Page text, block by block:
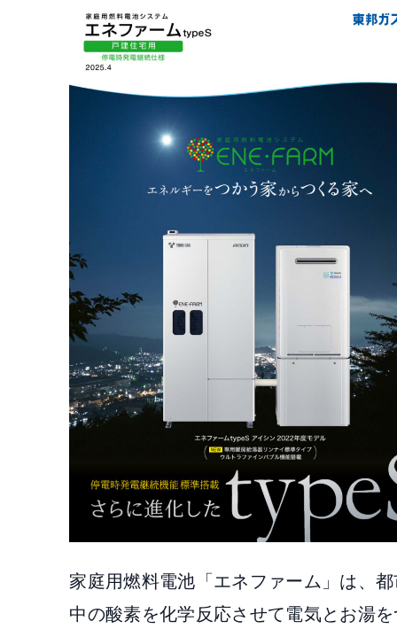
家庭用燃料電池「エネファーム」は、
中の酸素を化学反応させて電気とお湯